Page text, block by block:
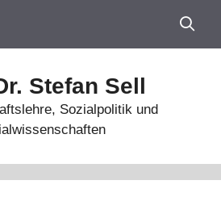
Stefan Sell
Sozialpolitik und